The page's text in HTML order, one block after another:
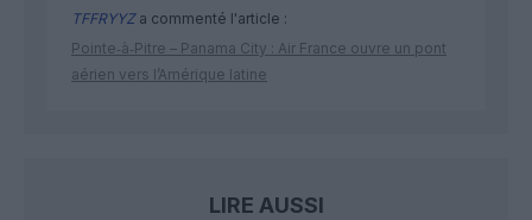
TFFRYYZa commenté l'article :
Pointe‑à‑Pitre – Panama City : Air France ouvre un pont
aérien vers l’Amérique latine
LIRE AUSSI